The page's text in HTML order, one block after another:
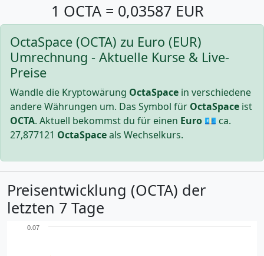
1 OCTA = 0,03587 EUR
OctaSpace (OCTA) zu Euro (EUR)
Umrechnung - Aktuelle Kurse & Live-
Preise
Wandle die Kryptowärung OctaSpace in verschiedene
andere Währungen um. Das Symbol für OctaSpace ist
OCTA. Aktuell bekommst du für einen Euro 💶 ca.
27,877121 OctaSpaceals Wechselkurs.
Preisentwicklung (OCTA) der
letzten 7 Tage
0.07